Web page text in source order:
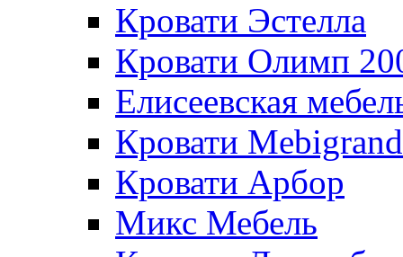
Кровати Эстелла
Кровати Олимп
Елисеевская
Кровати Mebigrand
Кровати Арбор
Микс Мебель